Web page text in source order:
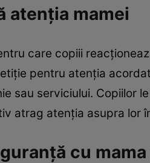
atenţia mamei
care copiii
pentru atenţia
sau serviciului. Copiilor
atrag atenţia asupra lor
cu mama